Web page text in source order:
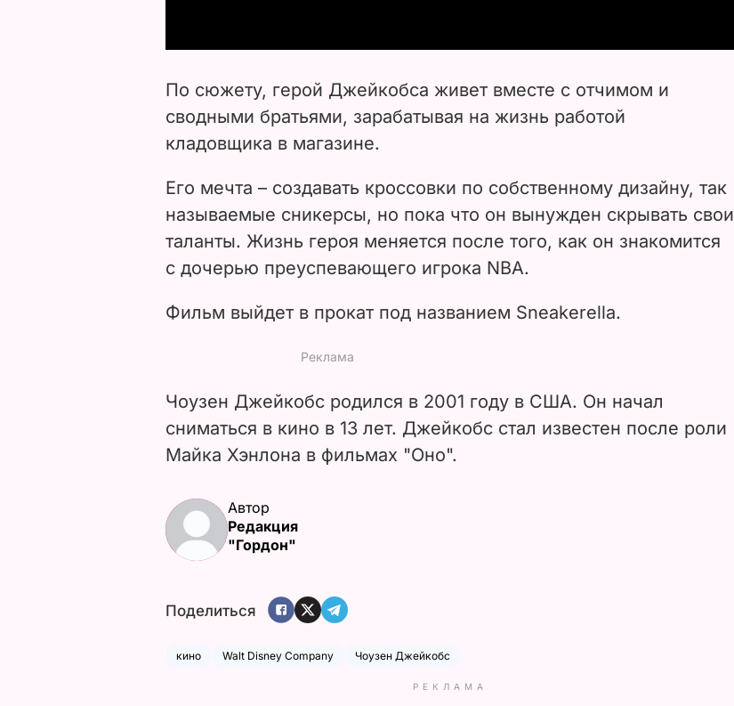
i
e
o
По сюжету, герой Джейкобса живет вместе с отчимом и
сводными братьями, зарабатывая на жизнь работой
кладовщика в магазине.
Его мечта – создавать кроссовки по собственному дизайну, так
называемые сникерсы, но пока что он вынужден скрывать свои
таланты. Жизнь героя меняется после того, как он знакомится
с дочерью преуспевающего игрока NBA.
Фильм выйдет в прокат под названием Sneakerella.
Чоузен Джейкобс родился в 2001 году в США. Он начал
сниматься в кино в 13 лет. Джейкобс стал известен после роли
Майка Хэнлона в фильмах "Оно".
Автор
Редакция
"Гордон"
Поделиться
кино Walt Disney Company Чоузен Джейкобс
РЕКЛАМА